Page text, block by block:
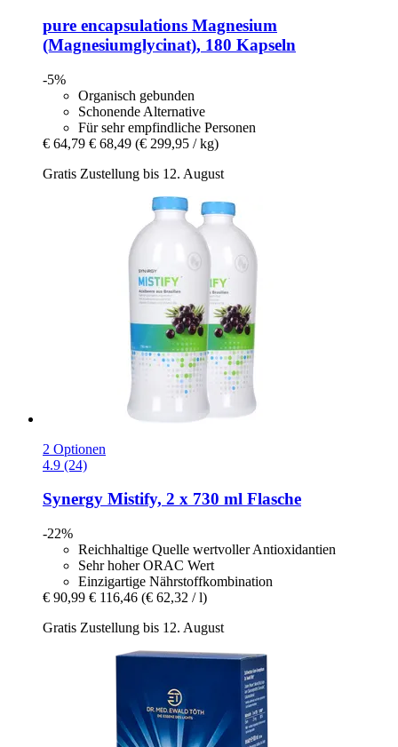
pure encapsulations Magnesium
(Magnesiumglycinat), 180 Kapseln
-5%
Organisch gebunden
Schonende Alternative
Für sehr empfindliche Personen
€ 64,79 € 68,49 (€ 299,95 / kg)
Gratis Zustellung bis 12. August
2 Optionen
4.9 (24)
Synergy Mistify, 2 x 730 ml Flasche
-22%
Reichhaltige Quelle wertvoller Antioxidantien
Sehr hoher ORAC Wert
Einzigartige Nährstoffkombination
€ 90,99 € 116,46 (€ 62,32 / l)
Gratis Zustellung bis 12. August